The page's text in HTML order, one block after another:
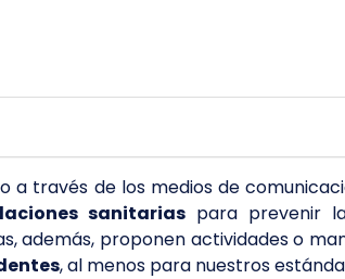
a través de los medios de
sanitarias para prevenir
además, proponen actividades o
, al menos para nuestros